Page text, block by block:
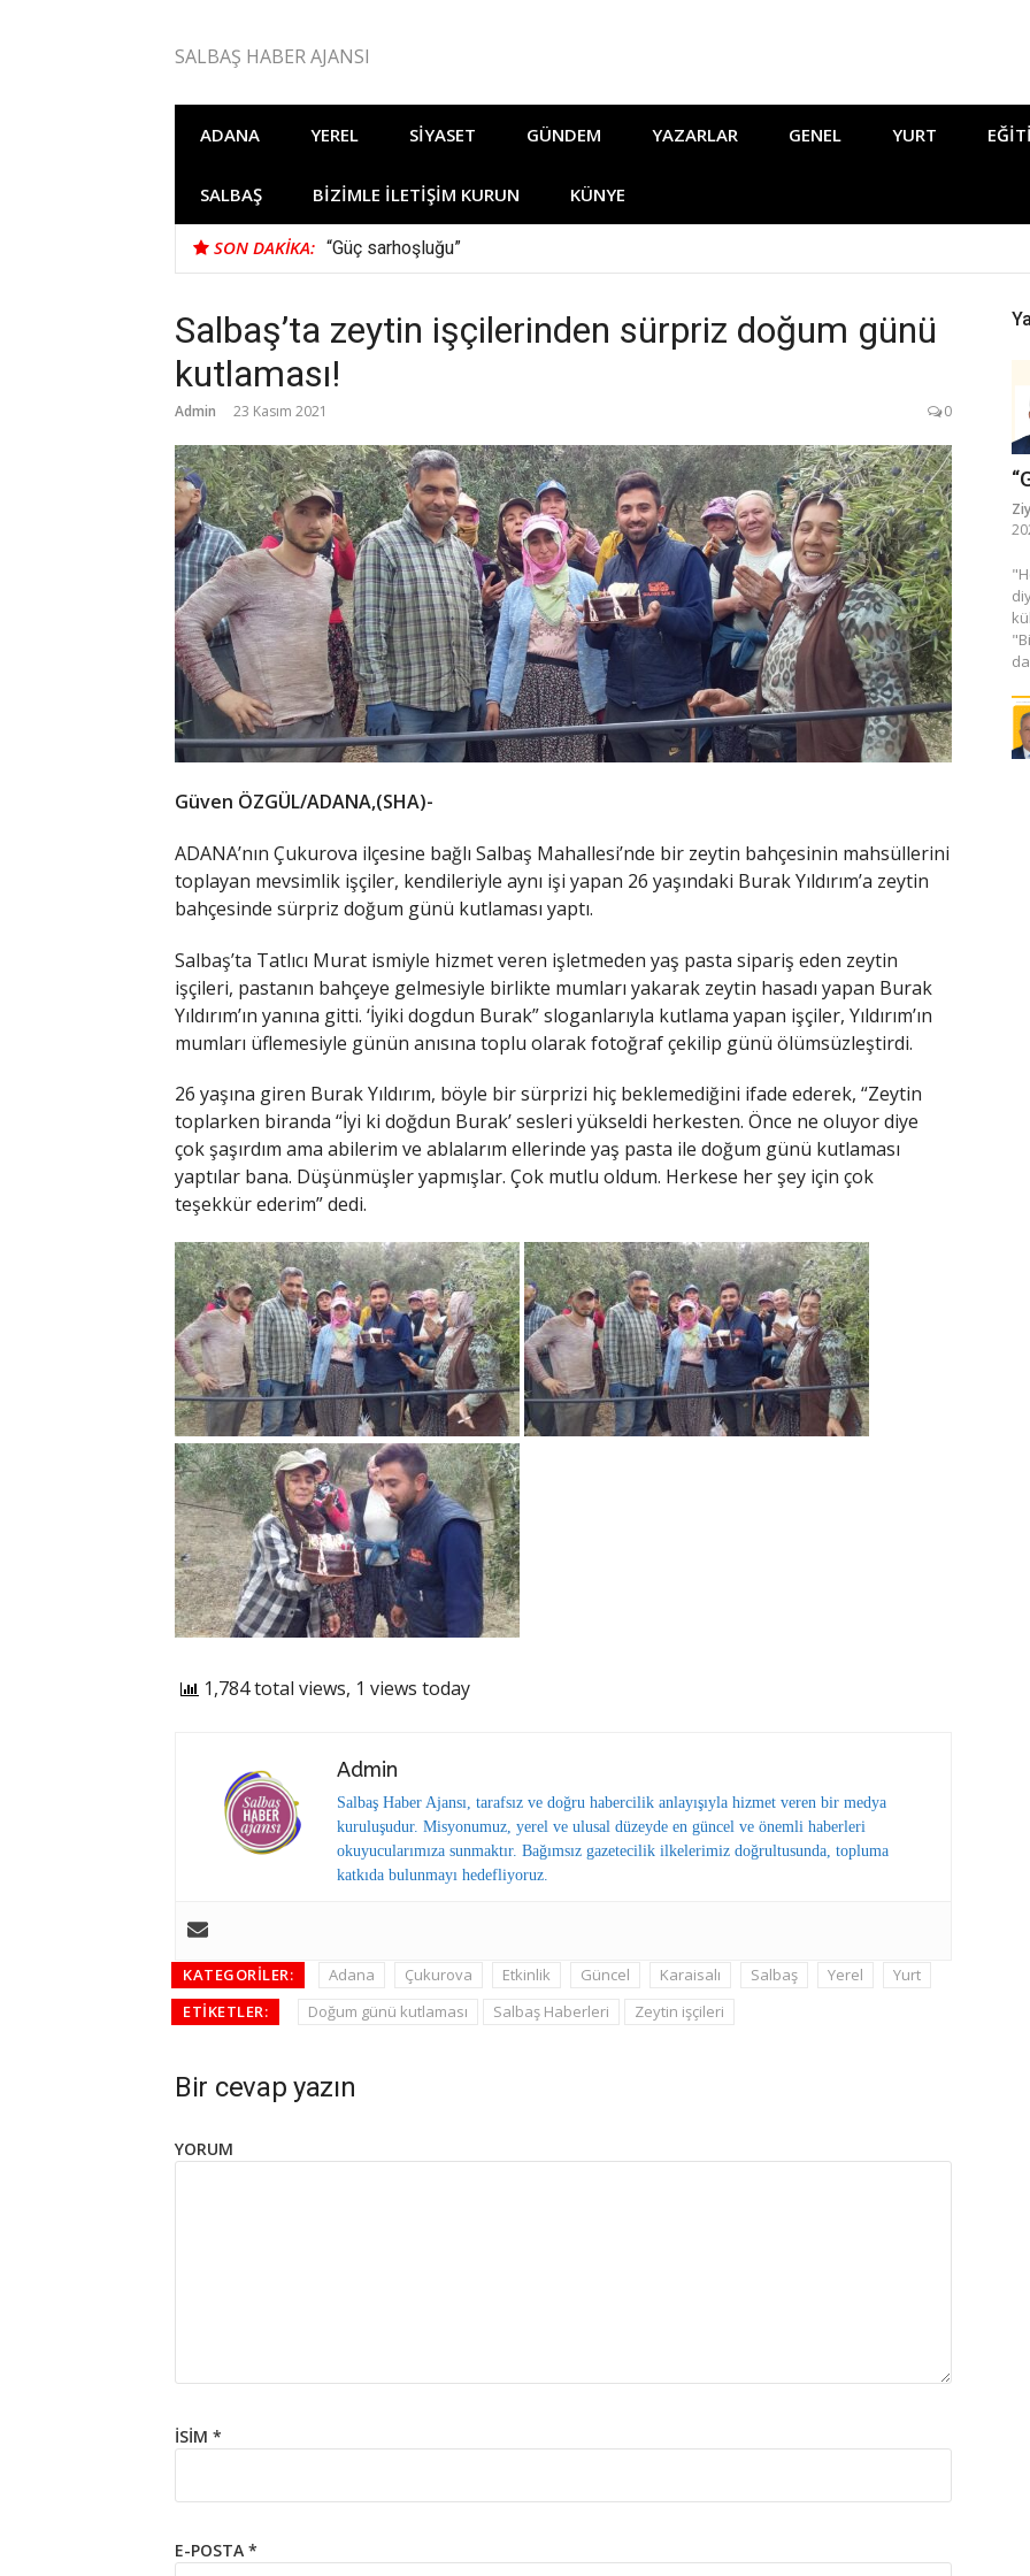
SALBAŞ HABER AJANSI
ADANA YEREL SIYASET GÜNDEM YAZARLAR GENEL YURT
SALBAŞ BIZIMLE İLETIŞIM KURUN KÜNYE
SON DAKIKA: “Güç sarhoşluğu”
Salbaş’ta zeytin işçilerinden sürpriz doğum günü
kutlaması!
Admin 23 Kasım 2021 0
Güven ÖZGÜL/ADANA,(SHA)-
ADANA’nın Çukurova ilçesine bağlı Salbaş Mahallesi’nde bir zeytin bahçesinin mahsüllerini
toplayan mevsimlik işçiler, kendileriyle aynı işi yapan 26 yaşındaki Burak Yıldırım’a zeytin
bahçesinde sürpriz doğum günü kutlaması yaptı.
Salbaş’ta Tatlıcı Murat ismiyle hizmet veren işletmeden yaş pasta sipariş eden zeytin
işçileri, pastanın bahçeye gelmesiyle birlikte mumları yakarak zeytin hasadı yapan Burak
Yıldırım’ın yanına gitti. ‘İyiki dogdun Burak” sloganlarıyla kutlama yapan işçiler, Yıldırım’ın
mumları üflemesiyle günün anısına toplu olarak fotoğraf çekilip günü ölümsüzleştirdi.
26 yaşına giren Burak Yıldırım, böyle bir sürprizi hiç beklemediğini ifade ederek, “Zeytin
toplarken biranda “İyi ki doğdun Burak’ sesleri yükseldi herkesten. Önce ne oluyor diye
çok şaşırdım ama abilerim ve ablalarım ellerinde yaş pasta ile doğum günü kutlaması
yaptılar bana. Düşünmüşler yapmışlar. Çok mutlu oldum. Herkese her şey için çok
teşekkür ederim” dedi.
1,784 total views, 1 views today
Admin
Salbaş Haber Ajansı, tarafsız ve doğru habercilik anlayışıyla hizmet veren bir medya
kuruluşudur. Misyonumuz, yerel ve ulusal düzeyde en güncel ve önemli haberleri
okuyucularımıza sunmaktır. Bağımsız gazetecilik ilkelerimiz doğrultusunda, topluma
katkıda bulunmayı hedefliyoruz.
KATEGORILER: Adana Çukurova Etkinlik Güncel Karaisalı Salbaş Yerel
Yurt
ETIKETLER:
Doğum günü kutlaması Salbaş Haberleri Zeytin işçileri
Bir cevap yazın
YORUM
İSIM *
E-POSTA *